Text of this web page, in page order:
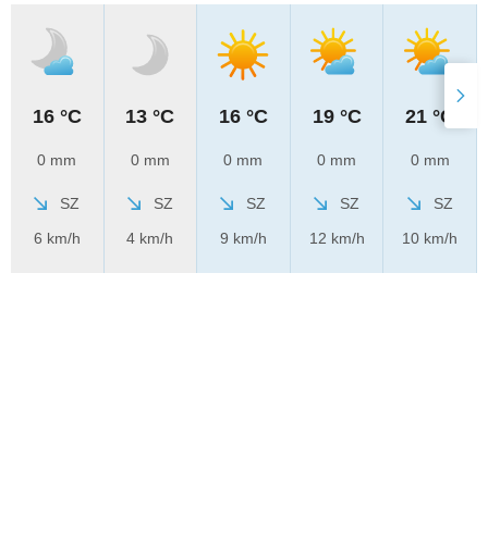
16 °C
0 mm
SZ
6 km/h
13 °C
0 mm
SZ
4 km/h
16 °C
0 mm
SZ
9 km/h
19 °C
0 mm
SZ
12 km/h
21 °C
0 mm
SZ
10 km/h